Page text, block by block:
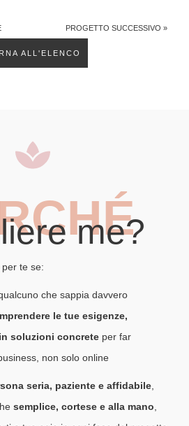
PROGETTO SUCCESSIVO »
ALL'ELENCO
me?
te se:
che sappia davvero
le tue esigenze,
soluzioni concrete per far
non solo online
seria, paziente e affidabile
semplice, cortese e alla mano